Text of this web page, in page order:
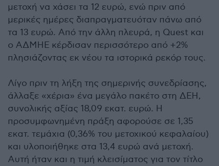
μετοχή να χάσει τα 12 ευρώ, ενώ πριν από
μερικές ημέρες διαπραγματευόταν πάνω από
τα 13 ευρώ. Από την άλλη πλευρά, η Quest και
ο ΑΔΜΗΕ κέρδισαν περισσότερο από +2%
πλησιάζοντας εκ νέου τα ιστορικά ρεκόρ τους.
Λίγο πριν τη λήξη της σημερινής συνεδρίασης,
άλλαξε «χέρια» ένα μεγάλο πακέτο στη ΔΕΗ,
συνολικής αξίας 18,09 εκατ. ευρώ. Η
προσυμφωνημένη πράξη αφορούσε σε 1,35
εκατ. τεμάχια (0,36% του μετοχικού κεφαλαίου)
και υλοποιήθηκε στα 13,4 ευρώ ανά μετοχή.
Αυτή ήταν και η τιμή κλεισίματος για τον τίτλο